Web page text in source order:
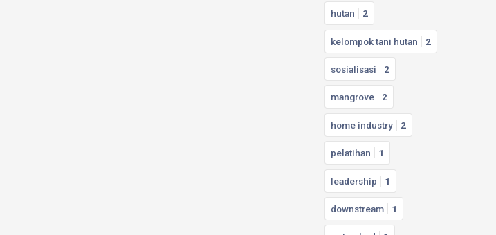
hutan 2
kelompok tani hutan 2
sosialisasi 2
mangrove 2
home industry 2
pelatihan 1
leadership 1
downstream 1